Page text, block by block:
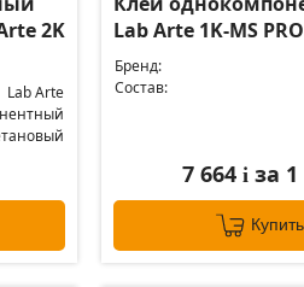
2K
Lab Arte
Lab Arte 1K-MS
Бренд:
Состав:
7 664i за
Купить